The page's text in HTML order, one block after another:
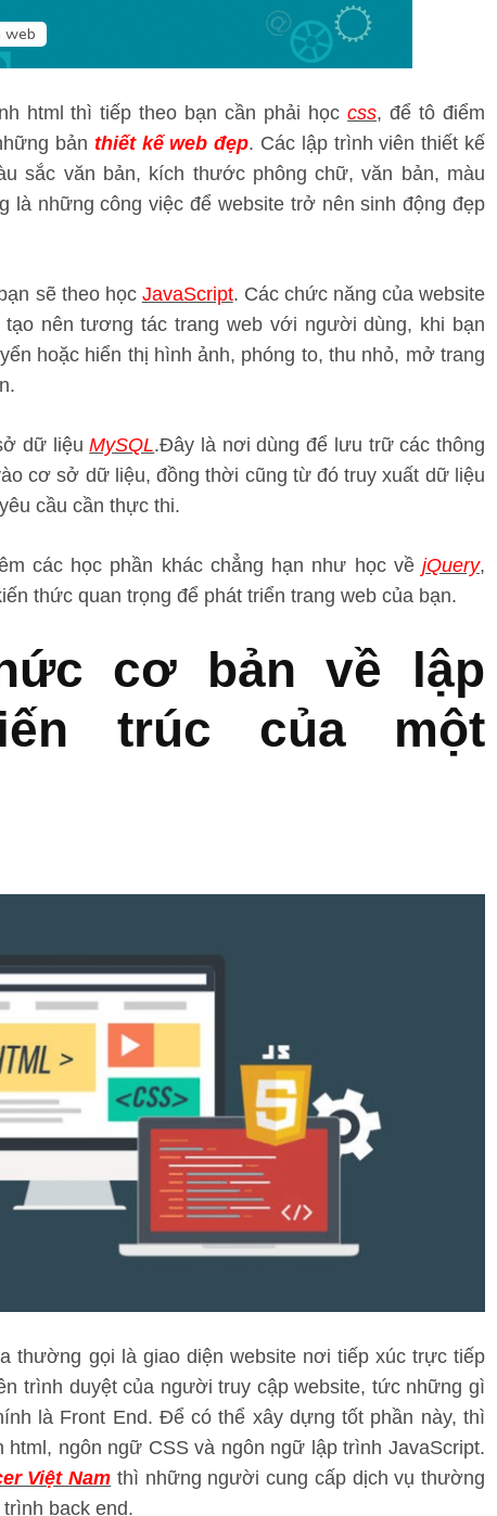
web
html thì tiếp theo bạn cần phải họccss, để tô điểm
bản thiết kế web đẹp. Các lập trình viên thiết kế
sắc văn bản, kích thước phông chữ, văn bản, màu
những công việc để website trở nên sinh động đẹp
sẽ theo học JavaScript. Các chức năng của website
nên tương tác trang web với người dùng, khi bạn
hoặc hiển thị hình ảnh, phóng to, thu nhỏ, mở trang
dữ liệuMySQL.Đây là nơi dùng để lưu trữ các thông
cơ sở dữ liệu, đồng thời cũng từ đó truy xuất dữ liệu
cầu cần thực thi.
các học phần khác chẳng hạn như học về jQuery,
thức quan trọng để phát triển trang web của bạn.
cơ bản về lập
trúc của một
thường gọi là giao diện website nơi tiếp xúc trực tiếp
trình duyệt của người truy cập website, tức những gì
là Front End. Để có thể xây dựng tốt phần này, thì
ngôn ngữ CSS và ngôn ngữ lập trình JavaScript.
Việt Nam thì những người cung cấp dịch vụ thường
back end.